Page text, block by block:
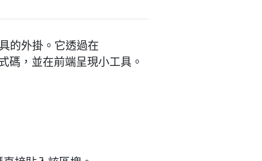
的外掛。它透過在
，並在前端呈現小工具。